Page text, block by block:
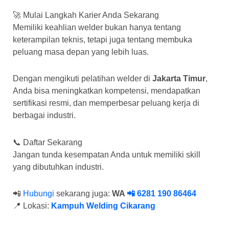
🚀 Mulai Langkah Karier Anda Sekarang
Memiliki keahlian welder bukan hanya tentang
keterampilan teknis, tetapi juga tentang membuka
peluang masa depan yang lebih luas.
Dengan mengikuti pelatihan welder di Jakarta Timur,
Anda bisa meningkatkan kompetensi, mendapatkan
sertifikasi resmi, dan memperbesar peluang kerja di
berbagai industri.
📞 Daftar Sekarang
Jangan tunda kesempatan Anda untuk memiliki skill
yang dibutuhkan industri.
📲 Hubungi sekarang juga: WA 📲 6281 190 86464
📍 Lokasi: Kampuh Welding Cikarang